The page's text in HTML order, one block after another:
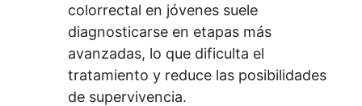
colorrectal en jóvenes suele
diagnosticarse en etapas más
avanzadas, lo que dificulta el
tratamiento y reduce las posibilidades
de supervivencia.